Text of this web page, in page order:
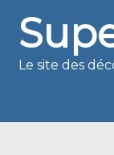
Le site des